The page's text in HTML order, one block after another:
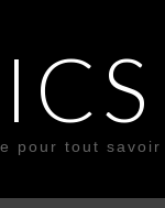
pour tout